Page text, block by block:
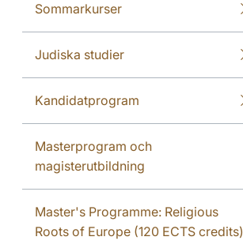
Sommarkurser
Judiska studier
Kandidatprogram
Masterprogram och
magisterutbildning
Master's Programme: Religious
Roots of Europe (120 ECTS credits)